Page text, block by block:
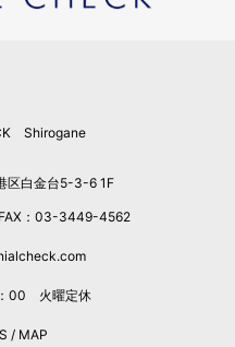
Shirogane
白金台5-3-6 1F
：03-3449-4562
00 火曜定休
/ MAP